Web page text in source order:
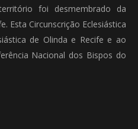
foi desmembrado da
Esta Circunscrição Eclesiástica
de Olinda e Recife e ao
Nacional dos Bispos do